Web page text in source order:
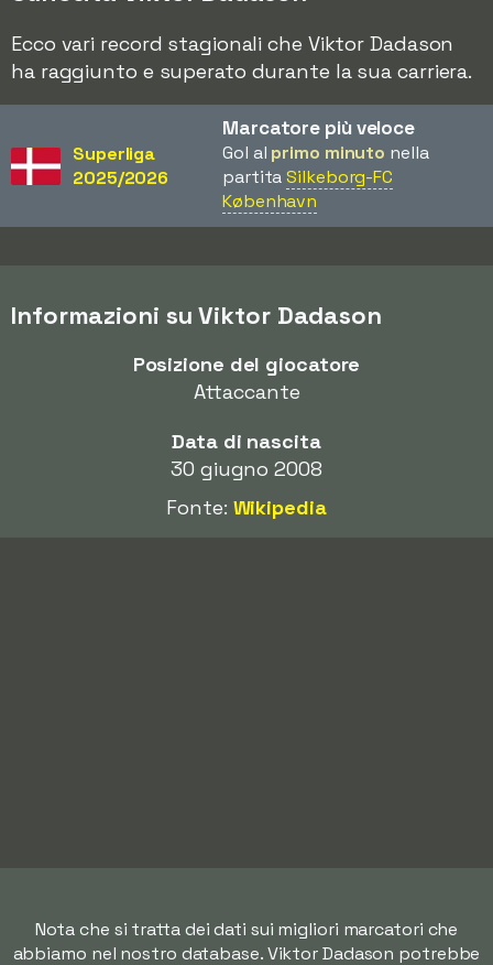
Ecco vari record stagionali che Viktor Dadason
ha raggiunto e superato durante la sua carriera.
Superliga
2025/2026
Marcatore più veloce
Gol al primo minuto nella
partitaSilkeborg-FC
København
Informazioni su Viktor Dadason
Posizione del giocatore
Attaccante
Data di nascita
30 giugno 2008
Fonte: Wikipedia
Nota che si tratta dei dati sui migliori marcatori che
abbiamo nel nostro database. Viktor Dadason potrebbe